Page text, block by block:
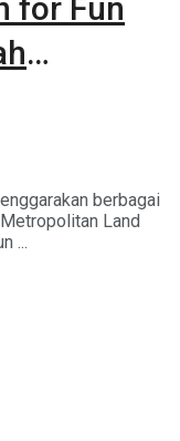
for Fun
berbagai
Land
...